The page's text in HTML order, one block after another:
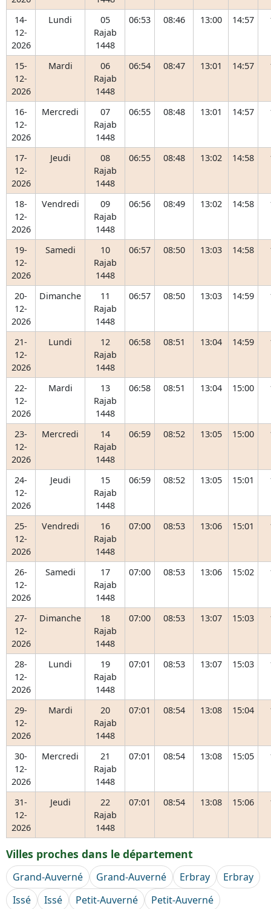
14-
12-
2026
Lundi
05
Rajab
1448
06:53 08:46 13:00 14:57
15-
12-
2026
Mardi
06
Rajab
1448
06:54 08:47 13:01 14:57
16-
12-
2026
Mercredi
07
Rajab
1448
06:55 08:48 13:01 14:57
17-
12-
2026
Jeudi
08
Rajab
1448
06:55 08:48 13:02 14:58
18-
12-
2026
Vendredi
09
Rajab
1448
06:56 08:49 13:02 14:58
19-
12-
2026
Samedi
10
Rajab
1448
06:57 08:50 13:03 14:58
20-
12-
2026
Dimanche
11
Rajab
1448
06:57 08:50 13:03 14:59
21-
12-
2026
Lundi
12
Rajab
1448
06:58 08:51 13:04 14:59
22-
12-
2026
Mardi
13
Rajab
1448
06:58 08:51 13:04 15:00
23-
12-
2026
Mercredi
14
Rajab
1448
06:59 08:52 13:05 15:00
24-
12-
2026
Jeudi
15
Rajab
1448
06:59 08:52 13:05 15:01
25-
12-
2026
Vendredi
16
Rajab
1448
07:00 08:53 13:06 15:01
26-
12-
2026
Samedi
17
Rajab
1448
07:00 08:53 13:06 15:02
27-
12-
2026
Dimanche
18
Rajab
1448
07:00 08:53 13:07 15:03
28-
12-
2026
Lundi
19
Rajab
1448
07:01 08:53 13:07 15:03
29-
12-
2026
Mardi
20
Rajab
1448
07:01 08:54 13:08 15:04
30-
12-
2026
Mercredi
21
Rajab
1448
07:01 08:54 13:08 15:05
31-
12-
2026
Jeudi
22
Rajab
1448
07:01 08:54 13:08 15:06
Villes proches dans le département
Grand-Auverné Grand-Auverné Erbray
Erbray
Issé
Issé Petit-Auverné
Petit-Auverné